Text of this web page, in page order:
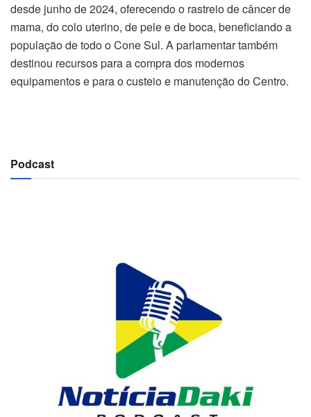
desde junho de 2024, oferecendo o rastreio de câncer de
mama, do colo uterino, de pele e de boca, beneficiando a
população de todo o Cone Sul. A parlamentar também
destinou recursos para a compra dos modernos
equipamentos e para o custeio e manutenção do Centro.
Podcast